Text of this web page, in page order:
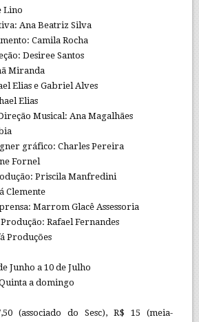
Lino
Ana Beatriz Silva
Camila Rocha
Desiree Santos
Miranda
Elias e Gabriel Alves
Elias
Musical: Ana Magalhães
gráfico: Charles Pereira
Fornel
Priscila Manfredini
Clemente
Marrom Glacê Assessoria
Rafael Fernandes
Produções
Junho a 10 de Julho
a domingo
(associado do Sesc), R$ 15 (meia-